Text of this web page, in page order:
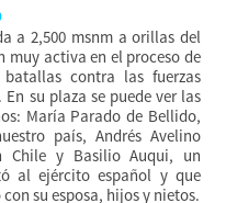
a 2,500 msnm a orillas del
activa en el proceso de
batallas contra las fuerzas
su plaza se puede ver las
María Parado de Bellido,
país, Andrés Avelino
Chile y Basilio Auqui, un
al ejército español y que
su esposa, hijos y nietos.